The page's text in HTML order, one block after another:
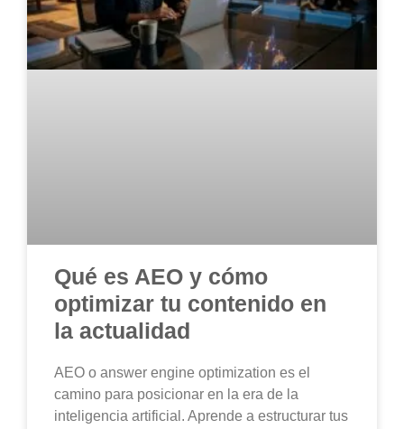
Qué es AEO y cómo
optimizar tu contenido en
la actualidad
AEO o answer engine optimization es el
camino para posicionar en la era de la
inteligencia artificial. Aprende a estructurar tus